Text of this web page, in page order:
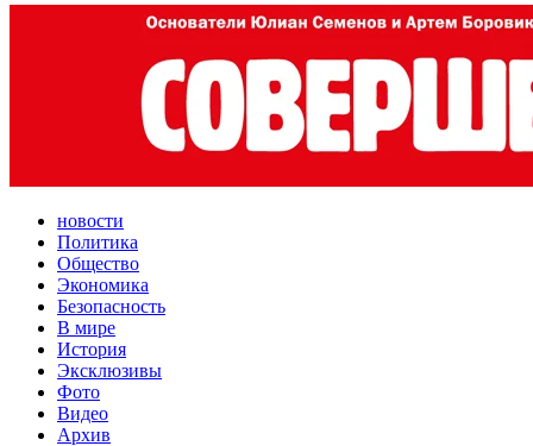
новости
Политика
Общество
Экономика
Безопасность
В мире
История
Эксклюзивы
Фото
Видео
Архив